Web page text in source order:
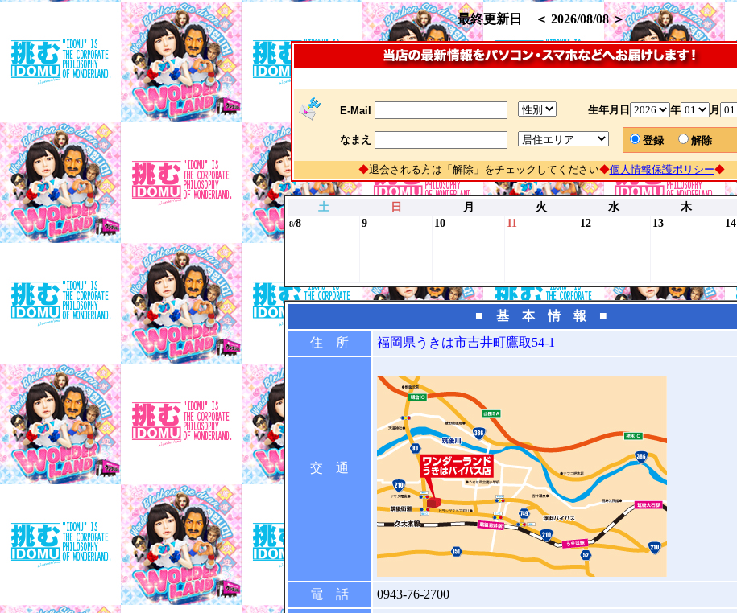
最終更新日 ＜ 2026/08/08 ＞
E-Mail 生年月日 年 月
なまえ 登録 解除
◆退会される方は「解除」をチェックしてください◆個人情報保護ポリシー◆
土 日 月 火 水 木
8/8 9 10 11 12 13 14
■ 基 本 情 報 ■
住 所
福岡県うきは市吉井町鷹取54-1
交 通
電 話
0943-76-2700